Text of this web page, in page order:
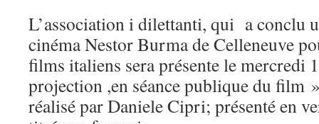
L’association i dilettanti, qui a conclu
cinéma Nestor Burma de Celleneuve
films italiens sera présente le mercredi
projection ,en séance publique du film
réalisé par Daniele Cipri; présenté en